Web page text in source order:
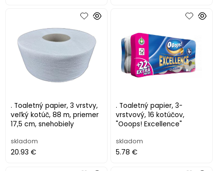
. Toaletný papier, 3 vrstvy,
veľký kotúč, 88 m, priemer
17,5 cm, snehobiely
skladom
20.93 €
. Toaletný papier, 3-
vrstvový, 16 kotúčov,
"Ooops! Excellence"
skladom
5.78 €